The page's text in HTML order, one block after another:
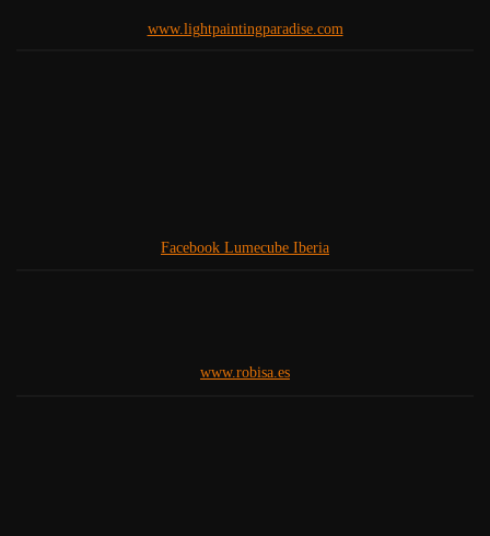
www.lightpaintingparadise.com
Facebook Lumecube Iberia
www.robisa.es